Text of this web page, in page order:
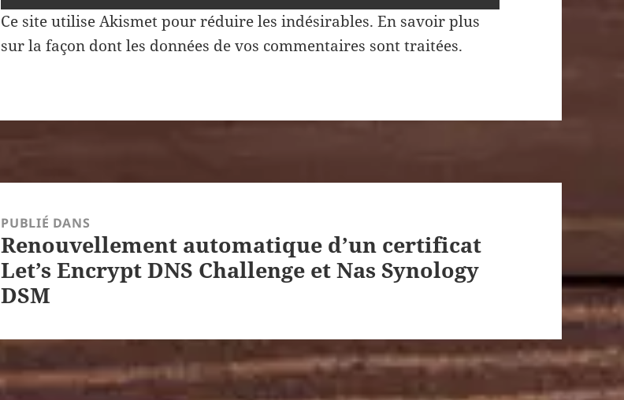
Ce site utilise Akismet pour réduire les indésirables.En savoir plus
sur la façon dont les données de vos commentaires sont traitées.
PUBLIÉ DANS
Renouvellement automatique d’un certificat
Let’s Encrypt DNS Challenge et Nas Synology
DSM